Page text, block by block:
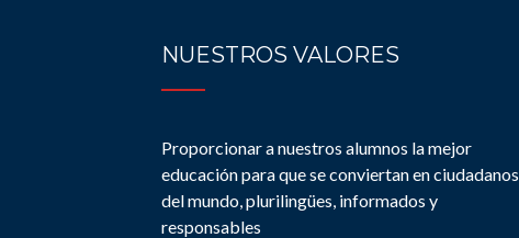
NUESTROS VALORES
Proporcionar a nuestros alumnos la mejor
educación para que se conviertan en ciudadanos
del mundo, plurilingües, informados y
responsables